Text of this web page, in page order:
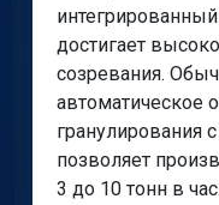
достигает
созревания.
автоматическое
гранулирования
позволяет
3 до 10 тонн в